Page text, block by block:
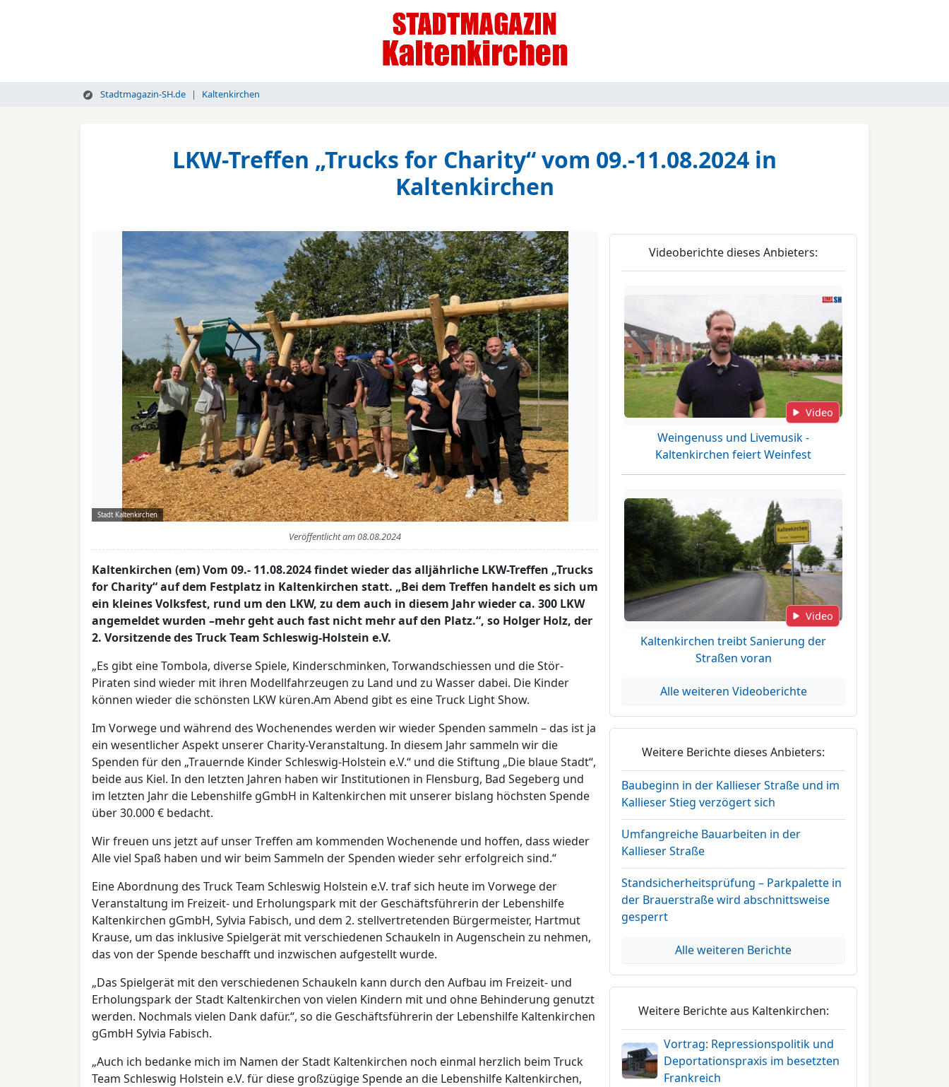
Stadtmagazin-SH.de Kaltenkirchen
LKW-Treffen „Trucks for Charity“ vom 09.-11.08.2024 in
Kaltenkirchen
Stadt Kaltenkirchen
Veröffentlicht am08.08.2024
Kaltenkirchen (em) Vom 09.- 11.08.2024 findet wieder das alljährliche LKW-Treffen „Trucks
for Charity“ auf dem Festplatz in Kaltenkirchen statt. „Bei dem Treffen handelt es sich um
ein kleines Volksfest, rund um den LKW, zu dem auch in diesem Jahr wieder ca. 300 LKW
angemeldet wurden –mehr geht auch fast nicht mehr auf den Platz.“, so Holger Holz, der
2. Vorsitzende des Truck Team Schleswig-Holstein e.V.
„Es gibt eine Tombola, diverse Spiele, Kinderschminken, Torwandschiessen und die Stör-
Piraten sind wieder mit ihren Modellfahrzeugen zu Land und zu Wasser dabei. Die Kinder
können wieder die schönsten LKW küren.Am Abend gibt es eine Truck Light Show.
Im Vorwege und während des Wochenendes werden wir wieder Spenden sammeln – das ist ja
ein wesentlicher Aspekt unserer Charity-Veranstaltung. In diesem Jahr sammeln wir die
Spenden für den „Trauernde Kinder Schleswig-Holstein e.V.“ und die Stiftung „Die blaue Stadt“,
beide aus Kiel. In den letzten Jahren haben wir Institutionen in Flensburg, Bad Segeberg und
im letzten Jahr die Lebenshilfe gGmbH in Kaltenkirchen mit unserer bislang höchsten Spende
über 30.000 € bedacht.
Wir freuen uns jetzt auf unser Treffen am kommenden Wochenende und hoffen, dass wieder
Alle viel Spaß haben und wir beim Sammeln der Spenden wieder sehr erfolgreich sind.“
Eine Abordnung des Truck Team Schleswig Holstein e.V. traf sich heute im Vorwege der
Veranstaltung im Freizeit- und Erholungspark mit der Geschäftsführerin der Lebenshilfe
Kaltenkirchen gGmbH, Sylvia Fabisch, und dem 2. stellvertretenden Bürgermeister, Hartmut
Krause, um das inklusive Spielgerät mit verschiedenen Schaukeln in Augenschein zu nehmen,
das von der Spende beschafft und inzwischen aufgestellt wurde.
„Das Spielgerät mit den verschiedenen Schaukeln kann durch den Aufbau im Freizeit- und
Erholungspark der Stadt Kaltenkirchen von vielen Kindern mit und ohne Behinderung genutzt
werden. Nochmals vielen Dank dafür.“, so die Geschäftsführerin der Lebenshilfe Kaltenkirchen
gGmbH Sylvia Fabisch.
„Auch ich bedanke mich im Namen der Stadt Kaltenkirchen noch einmal herzlich beim Truck
Team Schleswig Holstein e.V. für diese großzügige Spende an die Lebenshilfe Kaltenkirchen,
Videoberichte dieses Anbieters:
Video
Weingenuss und Livemusik -
Kaltenkirchen feiert Weinfest
Video
Kaltenkirchen treibt Sanierung der
Straßen voran
Alle weiteren Videoberichte
Weitere Berichte dieses Anbieters:
Baubeginn in der Kallieser Straße und im
Kallieser Stieg verzögert sich
Umfangreiche Bauarbeiten in der
Kallieser Straße
Standsicherheitsprüfung – Parkpalette in
der Brauerstraße wird abschnittsweise
gesperrt
Alle weiteren Berichte
Weitere Berichte aus Kaltenkirchen:
Vortrag: Repressionspolitik und
Deportationspraxis im besetzten
Frankreich